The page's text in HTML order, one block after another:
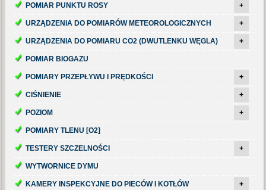
POMIAR PUNKTU ROSY +
URZĄDZENIA DO POMIARÓW METEOROLOGICZNYCH +
URZĄDZENIA DO POMIARU CO2 (DWUTLENKU WĘGLA) +
POMIAR BIOGAZU
POMIARY PRZEPŁYWU I PRĘDKOŚCI +
CIŚNIENIE +
POZIOM +
POMIARY TLENU [O2]
TESTERY SZCZELNOŚCI +
WYTWORNICE DYMU
KAMERY INSPEKCYJNE DO PIECÓW I KOTŁÓW +